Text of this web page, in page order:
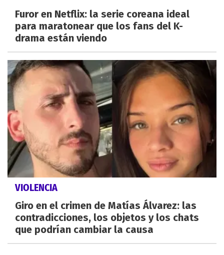
Furor en Netflix: la serie coreana ideal
para maratonear que los fans del K-
drama están viendo
VIOLENCIA
Giro en el crimen de Matías Álvarez: las
contradicciones, los objetos y los chats
que podrían cambiar la causa